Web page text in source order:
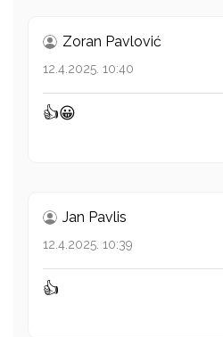
Zoran Pavlović
12.4.2025. 10:40
👍😀
Jan Pavlis
12.4.2025. 10:39
👍